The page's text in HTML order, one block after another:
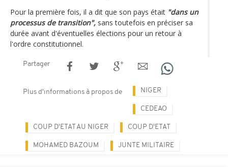
Pour la première fois, il a dit que son pays était "dans un
processus de transition", sans toutefois en préciser sa
durée avant d'éventuelles élections pour un retour à
l'ordre constitutionnel.
Partager
Plus d'informations à propos de NIGER
CEDEAO
COUP D'ETAT AU NIGER COUP D'ETAT
MOHAMED BAZOUM JUNTE MILITAIRE